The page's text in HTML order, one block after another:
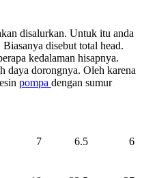
disalurkan. Untuk itu anda
Biasanya disebut total head.
kedalaman hisapnya.
daya dorongnya. Oleh karena
pompa dengan sumur
7 6.5
6